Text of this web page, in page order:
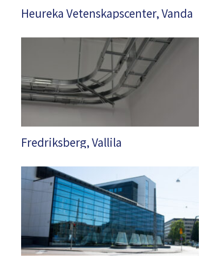
Heureka Vetenskapscenter, Vanda
Fredriksberg, Vallila